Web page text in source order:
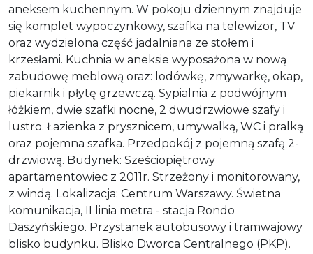
aneksem kuchennym. W pokoju dziennym znajduje
się komplet wypoczynkowy, szafka na telewizor, TV
oraz wydzielona część jadalniana ze stołem i
krzesłami. Kuchnia w aneksie wyposażona w nową
zabudowę meblową oraz: lodówkę, zmywarkę, okap,
piekarnik i płytę grzewczą. Sypialnia z podwójnym
łóżkiem, dwie szafki nocne, 2 dwudrzwiowe szafy i
lustro. Łazienka z prysznicem, umywalką, WC i pralką
oraz pojemna szafka. Przedpokój z pojemną szafą 2-
drzwiową. Budynek: Sześciopiętrowy
apartamentowiec z 2011r. Strzeżony i monitorowany,
z windą. Lokalizacja: Centrum Warszawy. Świetna
komunikacja, II linia metra - stacja Rondo
Daszyńskiego. Przystanek autobusowy i tramwajowy
blisko budynku. Blisko Dworca Centralnego (PKP).